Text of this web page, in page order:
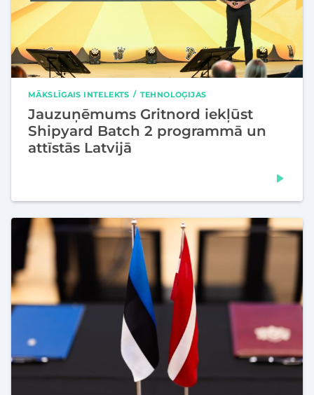
MĀKSLĪGAIS INTELEKTS TEHNOLOĢIJAS
Jauzuņēmums Gritnord iekļūst
Shipyard Batch 2 programmā un
attīstās Latvijā